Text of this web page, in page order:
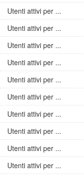
Utenti attivi per ...
Utenti attivi per ...
Utenti attivi per ...
Utenti attivi per ...
Utenti attivi per ...
Utenti attivi per ...
Utenti attivi per ...
Utenti attivi per ...
Utenti attivi per ...
Utenti attivi per ...